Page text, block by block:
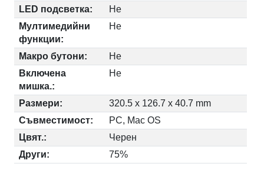
LED подсветка:
Не
Мултимедийни
функции:
Не
Макро бутони:
Не
Включена
мишка.:
Не
Размери:
320.5 x 126.7 x 40.7 mm
Съвместимост:
PC, Mac OS
Цвят.:
Черен
Други:
75%